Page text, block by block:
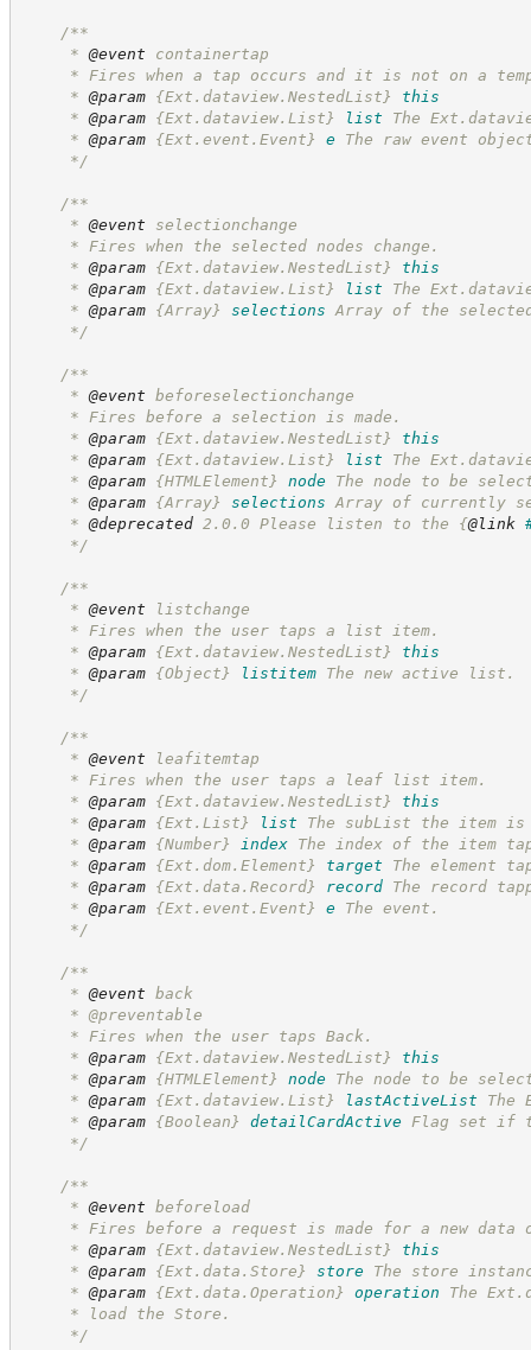
/**
* @event containertap
* Fires when a tap occurs and it is not on a
* @param {Ext.dataview.NestedList}
this
* @param {Ext.dataview.List} list
The
* @param {Ext.event.Event} e
The raw event
*/
/**
* @event selectionchange
* Fires when the selected nodes change.
* @param {Ext.dataview.NestedList}
this
* @param {Ext.dataview.List} list
The
* @param {Array} selections Array of the
*/
/**
* @event beforeselectionchange
* Fires before a selection is made.
* @param {Ext.dataview.NestedList}
this
* @param {Ext.dataview.List} list
The
* @param {HTMLElement} node
The node to be
* @param {Array} selections Array of currently
* @deprecated 2.0.0 Please listen to the {@link
*/
/**
* @event listchange
* Fires when the user taps a list item.
* @param {Ext.dataview.NestedList}
this
* @param {Object} listitem
The new active list.
*/
/**
* @event leafitemtap
* Fires when the user taps a leaf list item.
* @param {Ext.dataview.NestedList}
this
* @param {Ext.List} list
The subList the item is
* @param {Number} index
The index of the item
* @param {Ext.dom.Element} target
The element
* @param {Ext.data.Record} record
The record
* @param {Ext.event.Event} e
The event.
*/
/**
* @event back
* @preventable
* Fires when the user taps Back.
* @param {Ext.dataview.NestedList}
this
* @param {HTMLElement} node
The node to be
* @param {Ext.dataview.List} lastActiveList
The
* @param {Boolean} detailCardActive
Flag set if
*/
/**
* @event beforeload
* Fires before a request is made for a new data
* @param {Ext.dataview.NestedList}
this
* @param {Ext.data.Store} store
The store
* @param {Ext.data.Operation} operation
The
* load the Store.
*/